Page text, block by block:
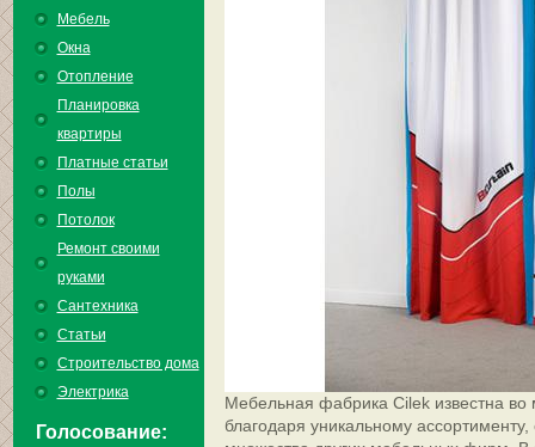
Мебель
Окна
Отопление
Планировка
квартиры
Платные статьи
Полы
Потолок
Ремонт своими
руками
Сантехника
Статьи
Строительство дома
Электрика
Голосование:
Мебельная фабрика Cilek известна во
благодаря уникальному